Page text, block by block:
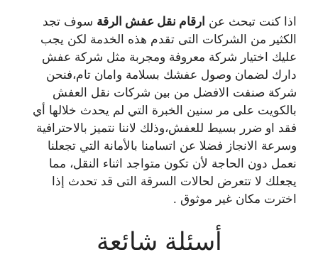
اذا كنت تبحث عن ارقام نقل عفش الرقة سوف تجد
الكثير من الشركات التى تقدم هذه الخدمة لكن يجب
عليك اختيار شركة معروفة ومجربة مثل شركة عفش
دارك لضمان وصول عفشك بسلامة وامان تام،فنحن
شركة صنفت الافضل من بين شركات نقل العفش
بالكويت على مر سنين الخبرة التي لم يحدث خلالها أي
فقد او ضرر بسيط للعفش،وذلك لاننا نتميز بالاحترافية
وسرعة الانجاز فضلا عن اتسامنا بالأمانة التي تجعلنا
نعمل دون الحاجة لأن تكون متواجد اثناء النقل، مما
يجعلك لا تتعرض لحالات السرقة التى قد تحدث إذا
اخترت مكان غير موثوق .
أسئلة شائعة